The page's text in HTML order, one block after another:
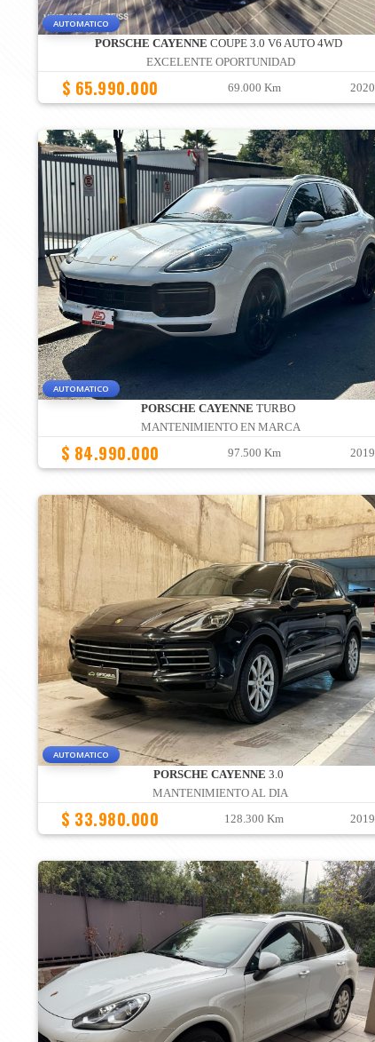
AUTOMATICO
PORSCHE CAYENNE COUPE 3.0 V6 AUTO 4WD
EXCELENTE OPORTUNIDAD
$ 65.990.000 69.000 Km 2020
AUTOMATICO
PORSCHE CAYENNE TURBO
MANTENIMIENTO EN MARCA
$ 84.990.000 97.500 Km 2019
AUTOMATICO
PORSCHE CAYENNE 3.0
MANTENIMIENTO AL DIA
$ 33.980.000 128.300 Km 2019